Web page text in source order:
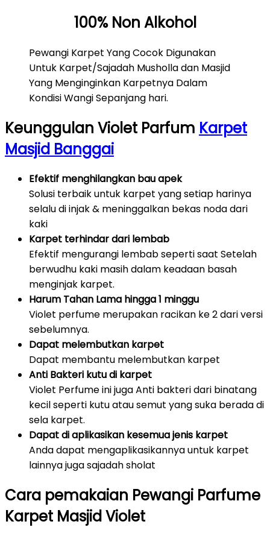
100% Non Alkohol
Pewangi Karpet Yang Cocok Digunakan
Untuk Karpet/Sajadah Musholla dan Masjid
Yang Menginginkan Karpetnya Dalam
Kondisi Wangi Sepanjang hari.
Keunggulan Violet Parfum Karpet
Masjid Banggai
Efektif menghilangkan bau apek
Solusi terbaik untuk karpet yang setiap harinya
selalu di injak & meninggalkan bekas noda dari
kaki
Karpet terhindar dari lembab
Efektif mengurangi lembab seperti saat Setelah
berwudhu kaki masih dalam keadaan basah
menginjak karpet.
Harum Tahan Lama hingga 1 minggu
Violet perfume merupakan racikan ke 2 dari versi
sebelumnya.
Dapat melembutkan karpet
Dapat membantu melembutkan karpet
Anti Bakteri kutu di karpet
Violet Perfume ini juga Anti bakteri dari binatang
kecil seperti kutu atau semut yang suka berada di
sela karpet.
Dapat di aplikasikan kesemua jenis karpet
Anda dapat mengaplikasikannya untuk karpet
lainnya juga sajadah sholat
Cara pemakaian Pewangi Parfume
Karpet Masjid Violet